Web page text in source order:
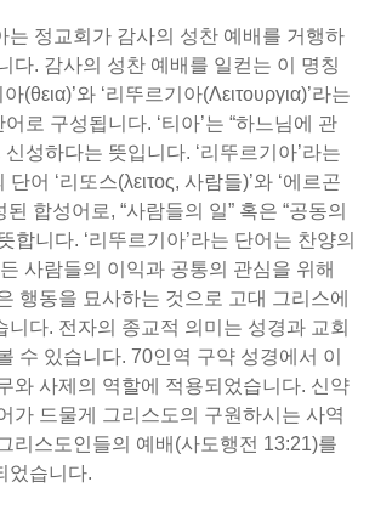
는 정교회가 감사의 성찬 예배를 거행하
다. 감사의 성찬 예배를 일컫는 이 명칭
(θεια)’와 ‘리뚜르기아(Λειτουργια)’라는
로 구성됩니다. ‘티아’는 “하느님에 관
성하다는 뜻입니다. ‘리뚜르기아’라는
어 ‘리또스(λειτος, 사람들)’와 ‘에르곤
된 합성어로, “사람들의 일” 혹은 “공동의
합니다. ‘리뚜르기아’라는 단어는 찬양의
사람들의 이익과 공통의 관심을 위해
행동을 묘사하는 것으로 고대 그리스에
니다. 전자의 종교적 의미는 성경과 교회
수 있습니다. 70인역 구약 성경에서 이
와 사제의 역할에 적용되었습니다. 신약
가 드물게 그리스도의 구원하시는 사역
리스도인들의 예배(사도행전 13:21)를
었습니다.